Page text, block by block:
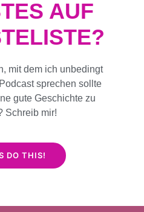
AUF
mit dem ich unbedingt
sprechen sollte
gute Geschichte zu
Schreib mir!
DO THIS!